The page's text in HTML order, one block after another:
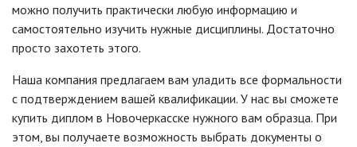
можно получить практически любую информацию и
самостоятельно изучить нужные дисциплины. Достаточно
просто захотеть этого.
Наша компания предлагаем вам уладить все формальности
с подтверждением вашей квалификации. У нас вы сможете
купить диплом в Новочеркасске нужного вам образца. При
этом, вы получаете возможность выбрать документы о